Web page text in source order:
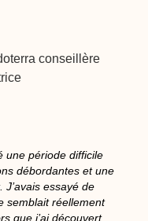
une période difficile
débordantes et une
essayé de
semblait réellement
que j’ai découvert